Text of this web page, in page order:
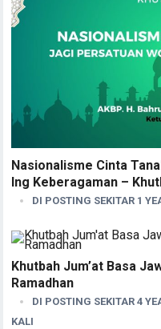
Nasionalisme Cinta
Ing Keberagaman –
DI POSTING SEKITAR 1
Khutbah Jum’at Basa
Ramadhan
DI POSTING SEKITAR 4
KALI